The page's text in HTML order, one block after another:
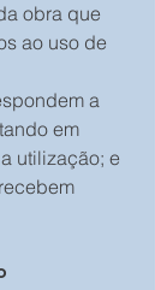
obra que
ao uso de
a
em
utilização; e